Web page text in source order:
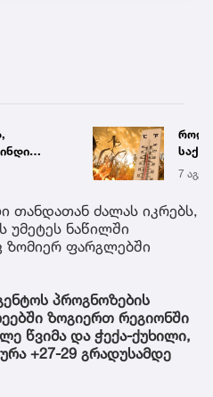
7 აგვ
თანდათან ძალას იკრებს,
უმეტეს ნაწილში
ზომიერ ფარგლებში
პროგნოზების
ზოგიერთ რეგიონში
წვიმა და ჭექა-ქუხილი,
+27-29 გრადუსამდე